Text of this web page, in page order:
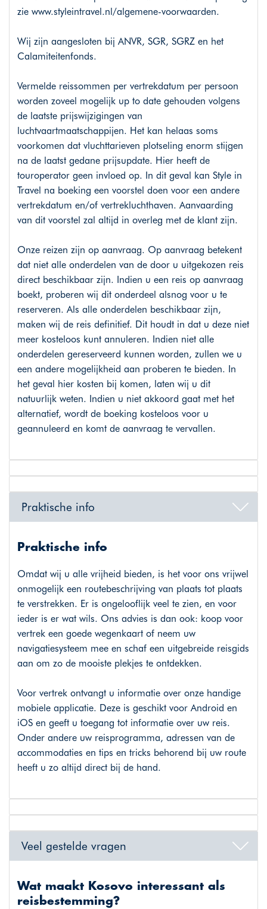
zie www.styleintravel.nl/algemene-voorwaarden.
Wij zijn aangesloten bij ANVR, SGR, SGRZ en het
Calamiteitenfonds.
Vermelde reissommen per vertrekdatum per persoon
worden zoveel mogelijk up to date gehouden volgens
de laatste prijswijzigingen van
luchtvaartmaatschappijen. Het kan helaas soms
voorkomen dat vluchttarieven plotseling enorm stijgen
na de laatst gedane prijsupdate. Hier heeft de
touroperator geen invloed op. In dit geval kan Style in
Travel na boeking een voorstel doen voor een andere
vertrekdatum en/of vertrekluchthaven. Aanvaarding
van dit voorstel zal altijd in overleg met de klant zijn.
Onze reizen zijn op aanvraag. Op aanvraag betekent
dat niet alle onderdelen van de door u uitgekozen reis
direct beschikbaar zijn. Indien u een reis op aanvraag
boekt, proberen wij dit onderdeel alsnog voor u te
reserveren. Als alle onderdelen beschikbaar zijn,
maken wij de reis definitief. Dit houdt in dat u deze niet
meer kosteloos kunt annuleren. Indien niet alle
onderdelen gereserveerd kunnen worden, zullen we u
een andere mogelijkheid aan proberen te bieden. In
het geval hier kosten bij komen, laten wij u dit
natuurlijk weten. Indien u niet akkoord gaat met het
alternatief, wordt de boeking kosteloos voor u
geannuleerd en komt de aanvraag te vervallen.
Praktische info
Praktische info
Omdat wij u alle vrijheid bieden, is het voor ons vrijwel
onmogelijk een routebeschrijving van plaats tot plaats
te verstrekken. Er is ongelooflijk veel te zien, en voor
ieder is er wat wils. Ons advies is dan ook: koop voor
vertrek een goede wegenkaart of neem uw
navigatiesysteem mee en schaf een uitgebreide reisgids
aan om zo de mooiste plekjes te ontdekken.
Voor vertrek ontvangt u informatie over onze handige
mobiele applicatie. Deze is geschikt voor Android en
iOS en geeft u toegang tot informatie over uw reis.
Onder andere uw reisprogramma, adressen van de
accommodaties en tips en tricks behorend bij uw route
heeft u zo altijd direct bij de hand.
Veel gestelde vragen
Wat maakt Kosovo interessant als
reisbestemming?